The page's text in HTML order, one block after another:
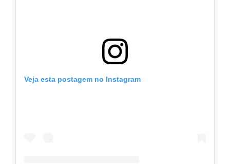
Veja esta postagem no Instagram